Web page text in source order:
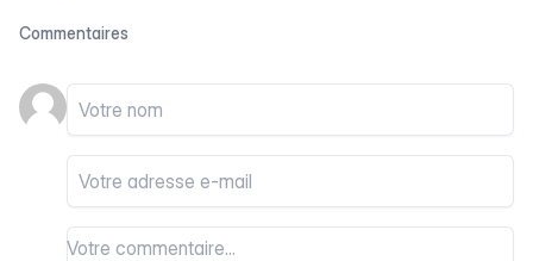
Commentaires
Votre nom
Votre email
Votre commentaire
Votre commentaire